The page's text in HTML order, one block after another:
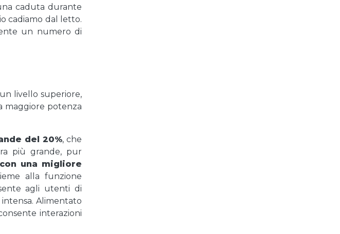
caduta durante
cadiamo dal letto.
un numero di
livello superiore,
maggiore potenza
del 20%, che
più grande, pur
una migliore
alla funzione
agli utenti di
Alimentato
interazioni